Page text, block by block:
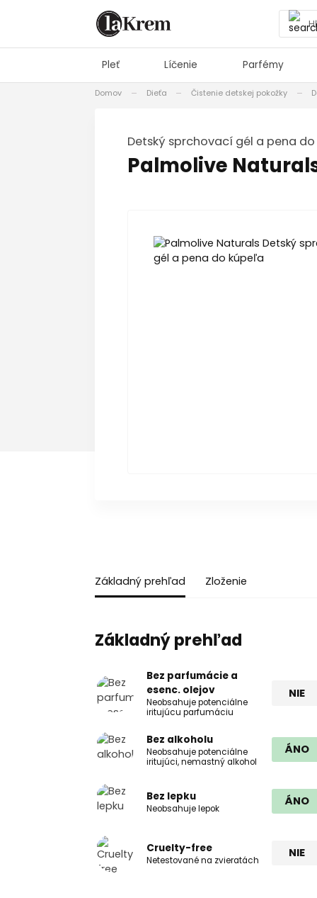
Pleť Líčenie Parfémy
Domov Dieťa Čistenie detskej pokožky
Detský sprchovací gél a pena
Palmolive
Základný prehľad Zloženie
Základný prehľad
Bez parfumácie a
esenc. olejov
Neobsahuje potenciálne
iritujúcu parfumáciu
NIE
Bez alkoholu
Neobsahuje potenciálne
iritujúci, nemastný alkohol
ÁNO
Bez lepku
Neobsahuje lepok
ÁNO
Cruelty-free
Netestované na zvieratách
NIE